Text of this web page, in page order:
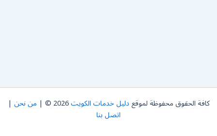
كافة الحقوق محفوظة لموقعدليل خدمات الكويت2026 © | من نحن |
اتصل بنا